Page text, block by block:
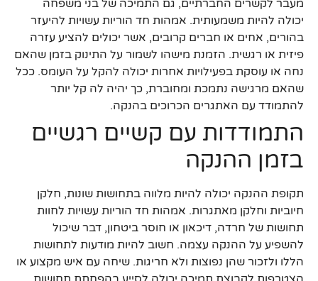
מעבר לקשרים החברתיים, גם התמיכה של בני משפחה
יכולה להיות משמעותית. אמהות חד הוריות עשויות להיעזר
בהורים, אחים או חברים קרובים, אשר יכולים להציע עזרה
פיזית או רגשית. הזמנת מישהו לשמור על התינוק בזמן שהאם
נחה או עוסקת בפעילויות אחרות יכולה להקל על העומס. ככל
שהאם מרגישה נתמכת ומחוברת, כך יהיה לה קל יותר
להתמודד עם האתגרים הכרוכים בהנקה.
התמודדות עם קשיים רגשיים
בזמן ההנקה
תקופת ההנקה יכולה להיות מלווה בתחושות שונות, חלקן
חיוביות וחלקן מאתגרות. אמהות חד הוריות עשויות לחוות
תחושות של חרדה, דיכאון או חוסר ביטחון, דבר שיכול
להשפיע על ההנקה עצמה. חשוב להיות מודעות לתחושות
הללו ולזכור שהן נפוצות ולא חריגות. שיחה עם איש מקצוע או